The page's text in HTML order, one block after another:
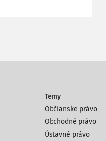
Témy
Občianske právo
Obchodné právo
Ústavné právo